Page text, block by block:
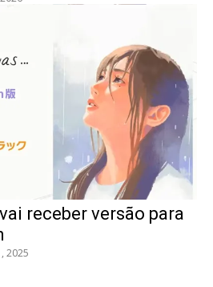
receber versão para
2025